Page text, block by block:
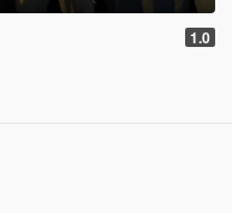
1.0